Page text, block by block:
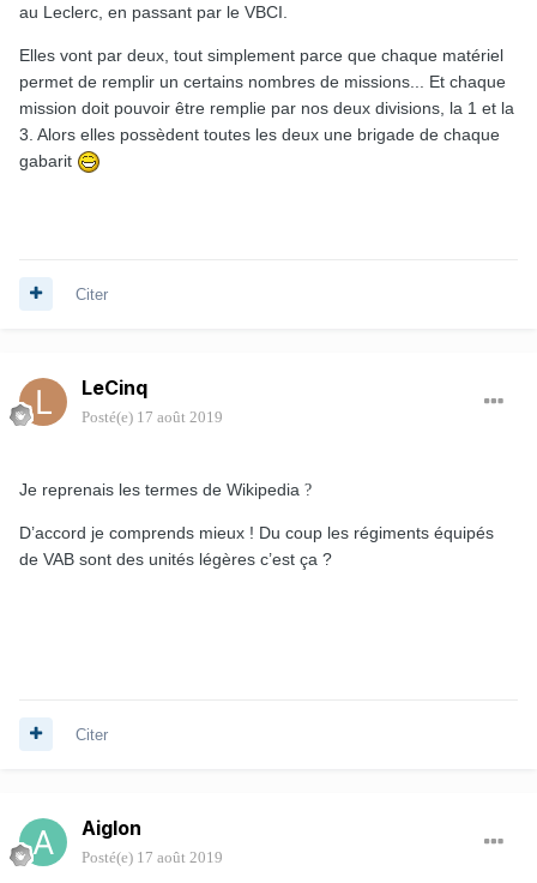
au Leclerc, en passant par le VBCI.
Elles vont par deux, tout simplement parce que chaque matériel
permet de remplir un certains nombres de missions... Et chaque
mission doit pouvoir être remplie par nos deux divisions, la 1 et la
3. Alors elles possèdent toutes les deux une brigade de chaque
gabarit
Citer
LeCinq
Posté(e) 17 août 2019
Je reprenais les termes de Wikipedia ?
D’accord je comprends mieux ! Du coup les régiments équipés
de VAB sont des unités légères c’est ça ?
Citer
Aiglon
Posté(e) 17 août 2019